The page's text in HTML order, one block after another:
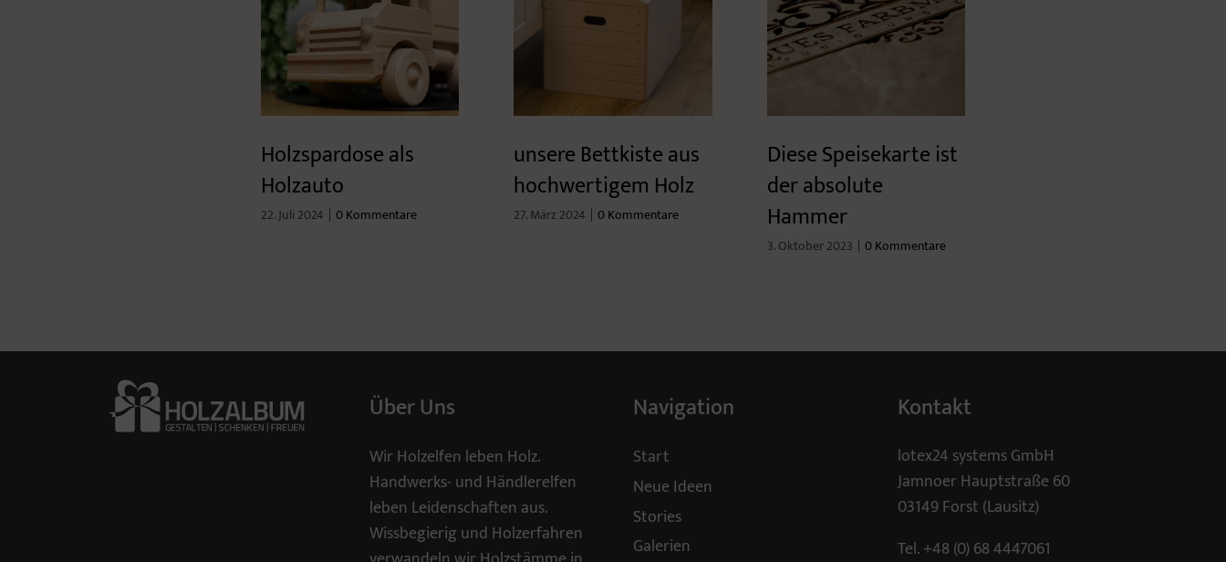
Holzspardose als
Holzauto
22. Juli 2024 | 0 Kommentare
unsere Bettkiste aus
hochwertigem Holz
27. März 2024 | 0 Kommentare
Diese Speisekarte ist
der absolute
Hammer
3. Oktober 2023 | 0 Kommentare
Über Uns
Wir Holzelfen leben Holz.
Handwerks- und Händlerelfen
leben Leidenschaften aus.
Wissbegierig und Holzerfahren
Navigation
Start
Neue Ideen
Stories
Galerien
Kontakt
lotex24 systems GmbH
Jamnoer Hauptstraße 60
03149 Forst (Lausitz)
Tel.+48 (0) 68 4447061